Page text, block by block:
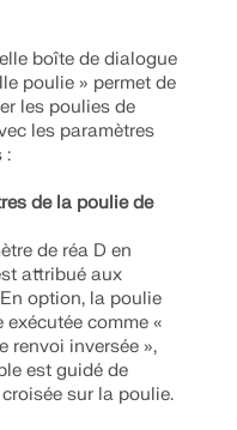
boîte de dialogue
poulie » permet de
les poulies de
les paramètres
:
de la poulie de
de réa D en
attribué aux
option, la poulie
exécutée comme «
renvoi inversée »,
est guidé de
sur la poulie.